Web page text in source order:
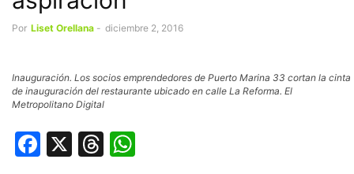
Por Liset Orellana - diciembre 2, 2016
Inauguración. Los socios emprendedores de Puerto Marina 33 cortan la cinta
de inauguración del restaurante ubicado en calle La Reforma. El
Metropolitano Digital
Facebook
X Threads